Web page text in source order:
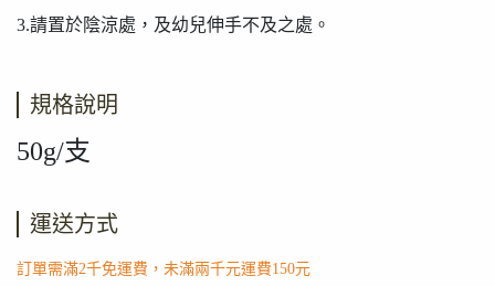
3.請置於陰涼處，及幼兒伸手不及之處。
規格說明
50g/支
運送方式
訂單需滿2千免運費，未滿兩千元運費150元